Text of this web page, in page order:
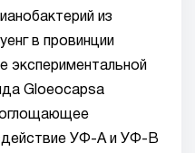
из
в провинции
экспериментальной
Gloeocapsa
УФ-А и УФ-В